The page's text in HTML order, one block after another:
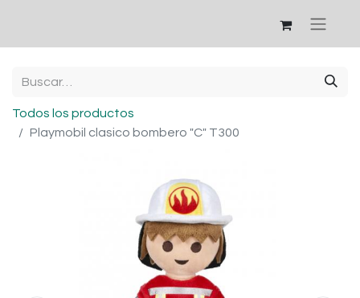
Todos los productos
Playmobil clasico bombero "C" T300